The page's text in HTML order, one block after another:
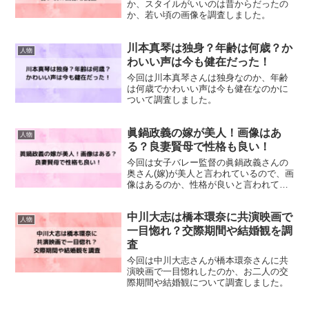
か、スタイルがいいのは昔からだったの
か、若い頃の画像を調査しました。
人物
川本真琴は独身？年齢は何歳？か
わいい声は今も健在だった！
今回は川本真琴さんは独身なのか、年齢
は何歳でかわいい声は今も健在なのかに
ついて調査しました。
人物
眞鍋政義の嫁が美人！画像はあ
る？良妻賢母で性格も良い！
今回は女子バレー監督の眞鍋政義さんの
奥さん(嫁)が美人と言われているので、画
像はあるのか、性格が良いと言われてい
人物
中川大志は橋本環奈に共演映画で
一目惚れ？交際期間や結婚観を調
査
今回は中川大志さんが橋本環奈さんに共
演映画で一目惚れしたのか、お二人の交
際期間や結婚観について調査しました。